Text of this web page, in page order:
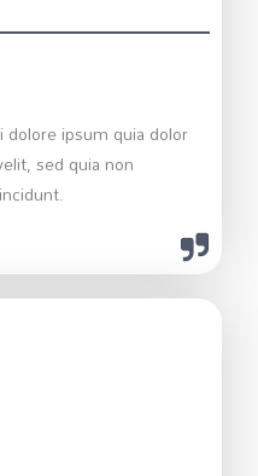
ipsum quia dolor
sed quia non